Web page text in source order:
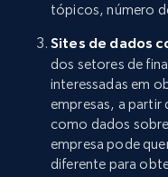
tópicos, número
Sites de dados
dos setores de
interessadas em
empresas, a partir
como dados
empresa pode
diferente para